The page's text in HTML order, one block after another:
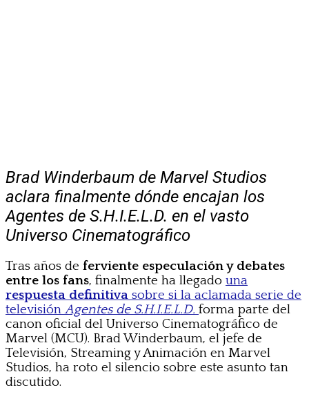
Brad Winderbaum de Marvel Studios
aclara finalmente dónde encajan los
Agentes de S.H.I.E.L.D. en el vasto
Universo Cinematográfico
Tras años de ferviente especulación y debates
entre los fans, finalmente ha llegado una
respuesta definitiva sobre si la aclamada serie de
televisiónAgentes de S.H.I.E.L.D. forma parte del
canon oficial del Universo Cinematográfico de
Marvel (MCU). Brad Winderbaum, el jefe de
Televisión, Streaming y Animación en Marvel
Studios, ha roto el silencio sobre este asunto tan
discutido.